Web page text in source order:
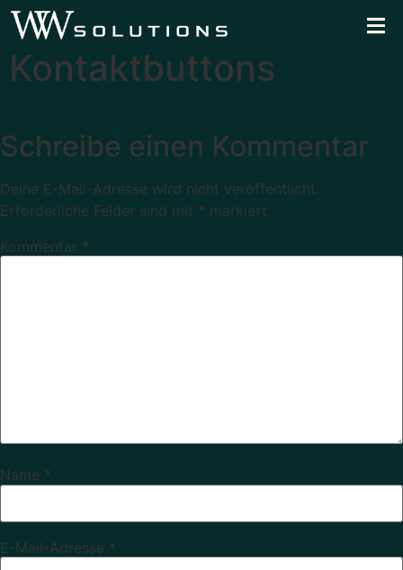
Kontaktbuttons
Schreibe einen Kommentar
Deine E-Mail-Adresse wird nicht veröffentlicht.
Erforderliche Felder sind mit * markiert
Kommentar *
Name *
E-Mail-Adresse *